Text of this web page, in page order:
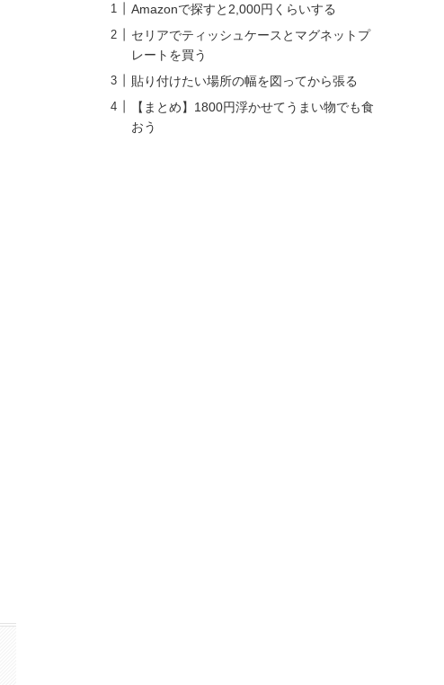
Amazonで探すと2,000円くらいする
セリアでティッシュケースとマグネットプ
レートを買う
貼り付けたい場所の幅を図ってから張る
【まとめ】1800円浮かせてうまい物でも食
おう